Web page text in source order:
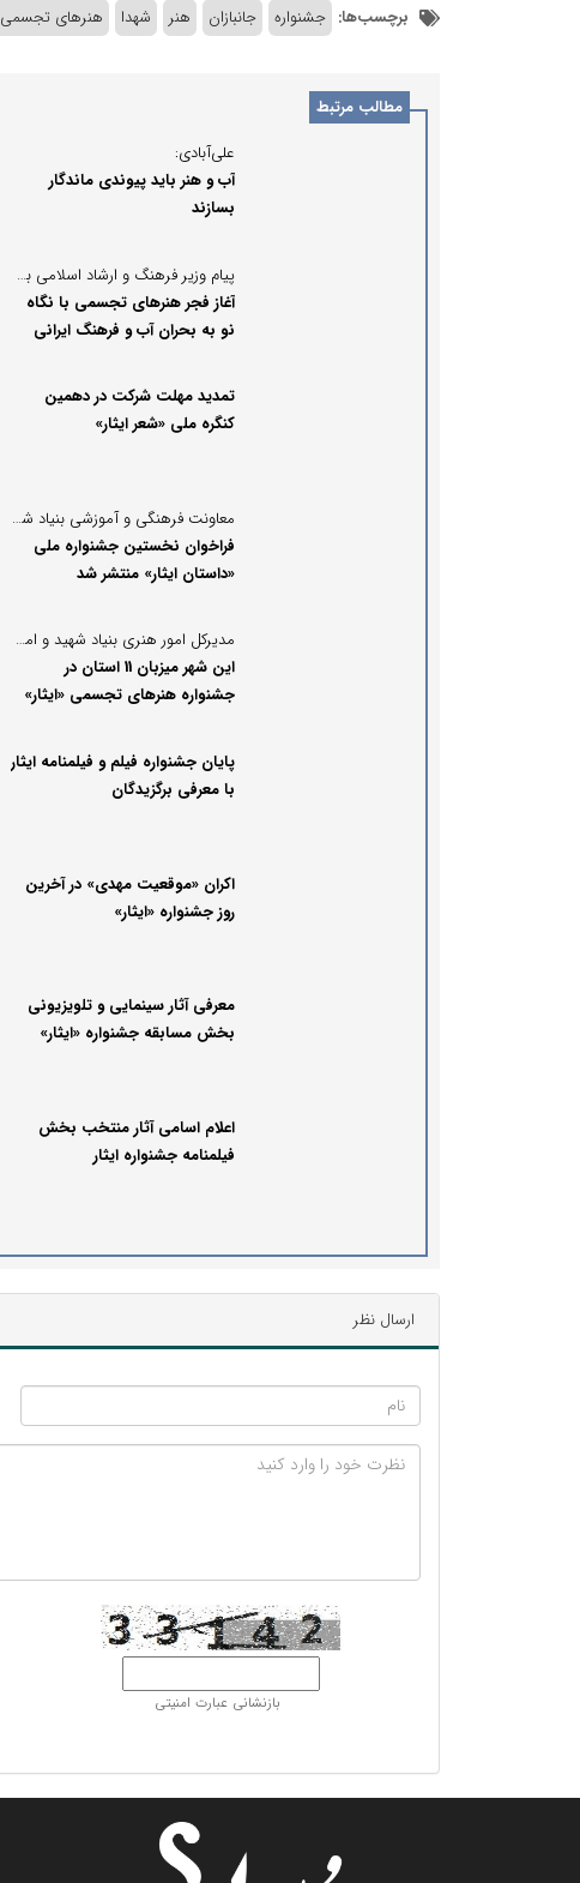
برچسب‌ها: جشنواره جانبازان هنر شهدا هنرهای تجسمی
مطالب مرتبط
علی‌آبادی:
آب و هنر باید پیوندی ماندگار
بسازند
پیام وزیر فرهنگ و ارشاد اسلامی به هجدهمین جشنواره هنرهای تجسمی فجر:
آغاز فجر هنرهای تجسمی با نگاه
نو به بحران آب و فرهنگ ایرانی
تمدید مهلت شرکت در دهمین
کنگره ملی «شعر ایثار»
معاونت فرهنگی و آموزشی بنیاد شهید و امور ایثارگران خبر داد:
فراخوان نخستین جشنواره ملی
«داستان ایثار» منتشر شد
مدیرکل امور هنری بنیاد شهید و امور ایثارگران:
این شهر میزبان 11 استان در
جشنواره هنر‌های تجسمی «ایثار»
پایان جشنواره فیلم و فیلمنامه ایثار
با معرفی برگزیدگان
اکران «موقعیت مهدی» در آخرین
روز جشنواره «ایثار»
معرفی آثار سینمایی و تلویزیونی
بخش مسابقه جشنواره «ایثار»
اعلام اسامی آثار منتخب بخش
فیلمنامه جشنواره ایثار
ارسال نظر
بازنشانی عبارت امنیتی